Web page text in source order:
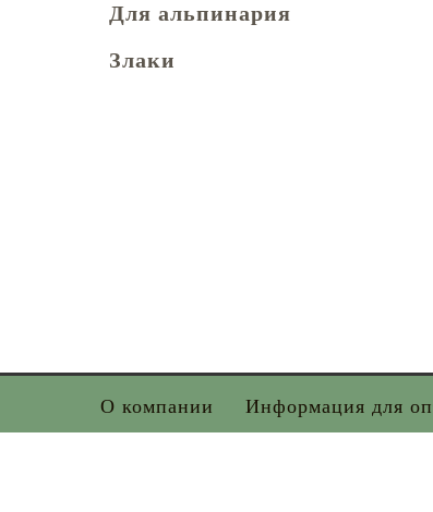
Для альпинария
Злаки
О компании Информация для